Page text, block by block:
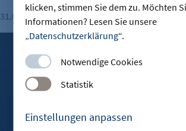
klicken, stimmen Sie dem zu. Möchten
Informationen? Lesen Sie unsere
„Datenschutzerklärung“.
Notwendige Cookies
Statistik
Einstellungen anpassen
31.07.2026 Lesezeit: 1 Minute
Ausbau in Grünheide: 3.500 neue Jobs